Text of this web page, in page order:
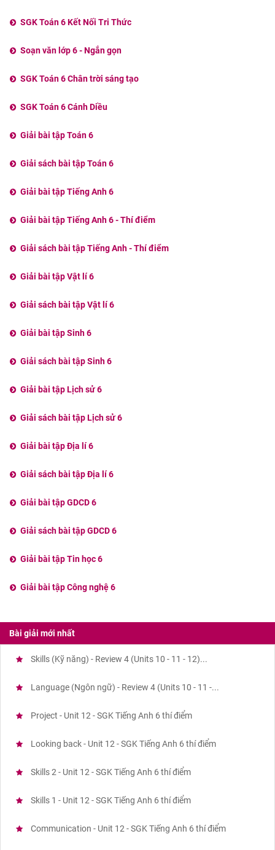
SGK Toán 6 Kết Nối Tri Thức
Soạn văn lớp 6 - Ngắn gọn
SGK Toán 6 Chân trời sáng tạo
SGK Toán 6 Cánh Diều
Giải bài tập Toán 6
Giải sách bài tập Toán 6
Giải bài tập Tiếng Anh 6
Giải bài tập Tiếng Anh 6 - Thí điểm
Giải sách bài tập Tiếng Anh - Thí điểm
Giải bài tập Vật lí 6
Giải sách bài tập Vật lí 6
Giải bài tập Sinh 6
Giải sách bài tập Sinh 6
Giải bài tập Lịch sử 6
Giải sách bài tập Lịch sử 6
Giải bài tập Địa lí 6
Giải sách bài tập Địa lí 6
Giải bài tập GDCD 6
Giải sách bài tập GDCD 6
Giải bài tập Tin học 6
Giải bài tập Công nghệ 6
Bài giải mới nhất
Skills (Kỹ năng) - Review 4 (Units 10 - 11 - 12)...
Language (Ngôn ngữ) - Review 4 (Units 10 - 11 -...
Project - Unit 12 - SGK Tiếng Anh 6 thí điểm
Looking back - Unit 12 - SGK Tiếng Anh 6 thí điểm
Skills 2 - Unit 12 - SGK Tiếng Anh 6 thí điểm
Skills 1 - Unit 12 - SGK Tiếng Anh 6 thí điểm
Communication - Unit 12 - SGK Tiếng Anh 6 thí điểm